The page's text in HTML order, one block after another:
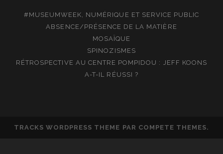
#MUSEUMWEEK, NUMÉRIQUE ET SERVICE PUBLIC
ABSENCE/PRÉSENCE DE LA MATIÈRE
MOSAÏQUE
SPINOZISMES
RÉTROSPECTIVE AU CENTRE POMPIDOU : JEFF KOONS
A-T-IL RÉUSSI ?
TRACKS WORDPRESS THEME PAR COMPETE THEMES.